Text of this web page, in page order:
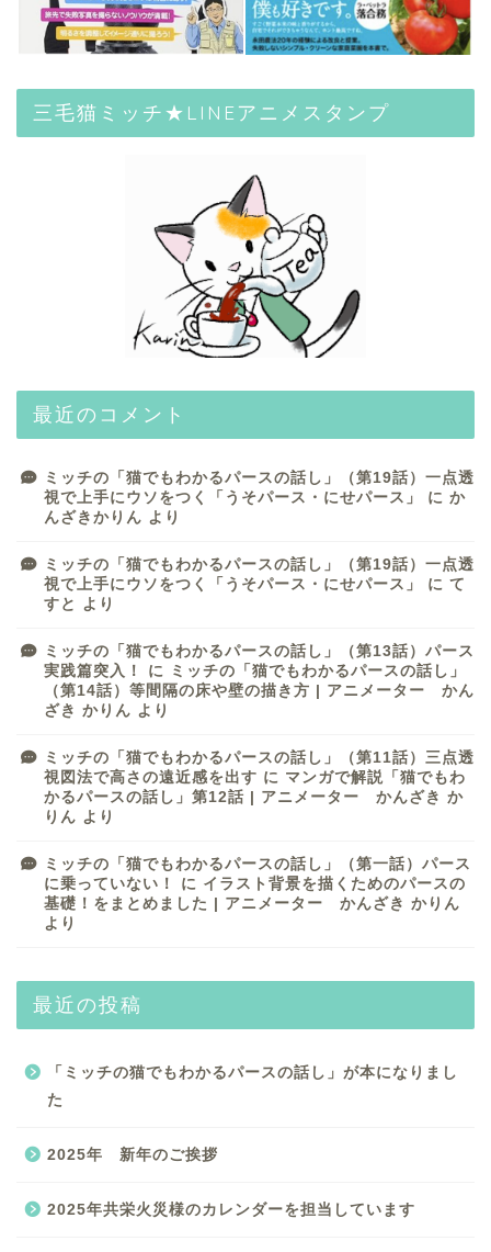
三毛猫ミッチ★LINEアニメスタンプ
最近のコメント
ミッチの「猫でもわかるパースの話し」（第19話）一点透
視で上手にウソをつく「うそパース・にせパース」
に か
んざきかりん より
ミッチの「猫でもわかるパースの話し」（第19話）一点透
視で上手にウソをつく「うそパース・にせパース」
に て
すと より
ミッチの「猫でもわかるパースの話し」（第13話）パース
実践篇突入！
に ミッチの「猫でもわかるパースの話し」
（第14話）等間隔の床や壁の描き方 | アニメーター かん
ざき かりん より
ミッチの「猫でもわかるパースの話し」（第11話）三点透
視図法で高さの遠近感を出す に マンガで解説「猫でもわ
かるパースの話し」第12話 | アニメーター かんざき か
りん より
ミッチの「猫でもわかるパースの話し」（第一話）パース
に乗っていない！
に イラスト背景を描くためのパースの
基礎！をまとめました | アニメーター かんざき かりん
より
最近の投稿
「ミッチの猫でもわかるパースの話し」が本になりまし
た
2025年 新年のご挨拶
2025年共栄火災様のカレンダーを担当しています
HOME
Gallery
キャラクター
アニメーション制作
水彩風景画
グラレコ制作